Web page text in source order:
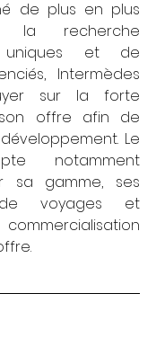
de plus en plus
la recherche
uniques et de
Intermèdes
sur la forte
offre afin de
Le
notamment
sa gamme, ses
de voyages et